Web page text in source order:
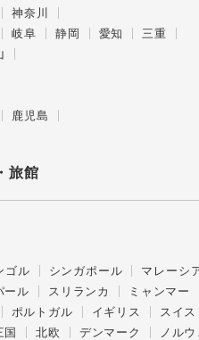
神奈川
岐阜 静岡 愛知
三重
鹿児島
旅館
ゴル シンガポール マレーシ
ール スリランカ ミャンマー
ポルトガル イギリス スイス
国 北欧 デンマーク ノル